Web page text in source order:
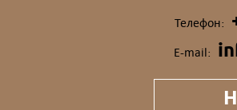
Телефон:
E-mail: